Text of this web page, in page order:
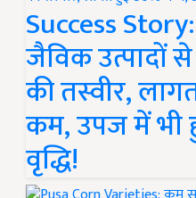
Success
जैविक उत्पादों
की तस्वीर,
कम, उपज में भी
वृद्धि!